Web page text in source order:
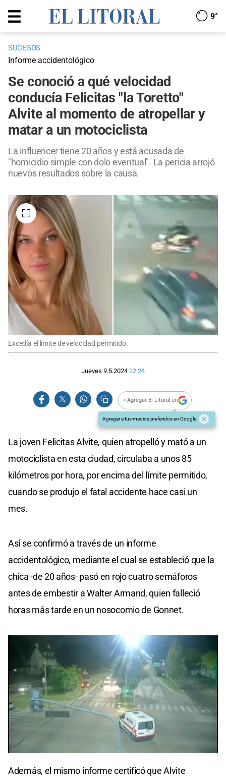
9°
SUCESOS
Informe accidentológico
Se conoció a qué velocidad
conducía Felicitas "la Toretto"
Alvite al momento de atropellar y
matar a un motociclista
La influencer tiene 20 años y está acusada de
"homicidio simple con dolo eventual". La pericia arrojó
nuevos resultados sobre la causa.
Excedía el límite de velocidad permitido.
Jueves 9.5.2024 22:24
+ Agregar El Litoral en
Agregar a tus medios preferidos en Google
La joven Felicitas Alvite, quien atropelló y mató a un
motociclista en esta ciudad, circulaba a unos 85
kilómetros por hora, por encima del límite permitido,
cuando se produjo el fatal accidente hace casi un
mes.
Así se confirmó a través de un informe
accidentológico, mediante el cual se estableció que la
chica -de 20 años- pasó en rojo cuatro semáforos
antes de embestir a Walter Armand, quien falleció
horas más tarde en un nosocomio de Gonnet.
seconds
of
Además, el mismo informe certificó que Alvite